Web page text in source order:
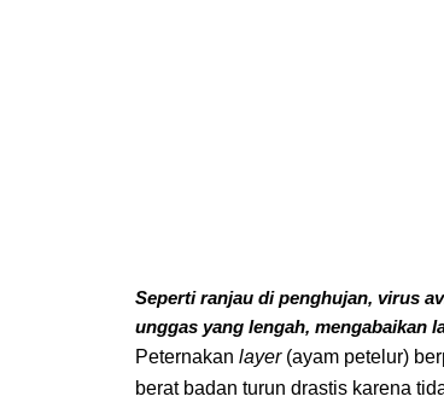
Seperti ranjau di penghujan, virus
unggas yang lengah, mengabaikan
Peternakan layer(ayam petelur)
berat badan turun drastis karena